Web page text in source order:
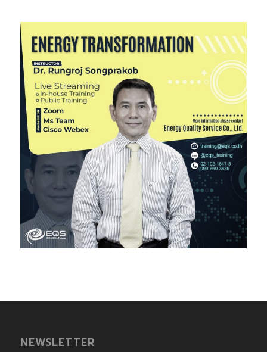
NEWSLETTER